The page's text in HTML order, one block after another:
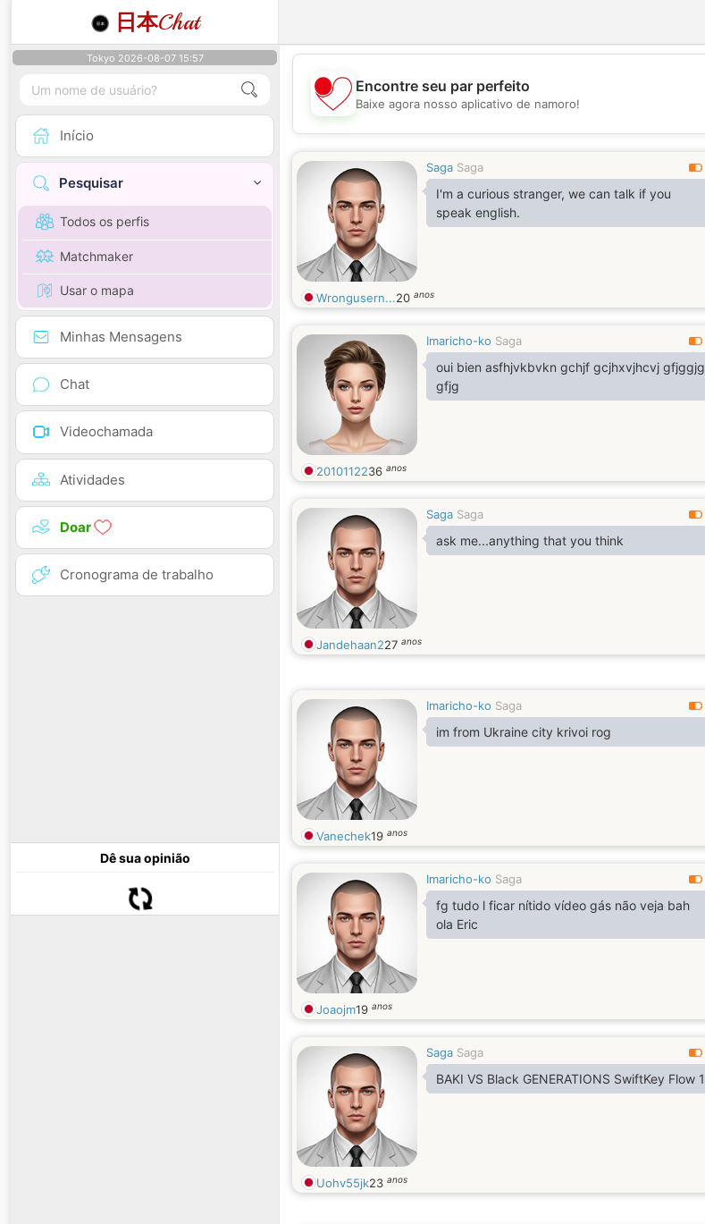
日本Chat
Tokyo 2026-08-07 15:57
Início
Pesquisar
Todos os perfis
Matchmaker
Usar o mapa
Minhas Mensagens
Chat
Videochamada
Atividades
Doar
Cronograma de trabalho
Dê sua opinião
💖
💕
Encontre seu par perfeito
Baixe agora nosso aplicativo de namoro!
Saga Saga
I'm a curious stranger, we can talk if you
speak english.
Wrongusern...20 anos
Imaricho-ko Saga
oui bien asfhjvkbvkn gchjf gcjhxvjhcvj gfjggjg
gfjg
2010112236 anos
Saga Saga
ask me...anything that you think
Jandehaan227 anos
Imaricho-ko Saga
im from Ukraine city krivoi rog
Vanechek19 anos
Imaricho-ko Saga
fg tudo l ficar nítido vídeo gás não veja bah
ola Eric
Joaojm19 anos
Saga Saga
BAKI VS Black GENERATIONS SwiftKey Flow 1
Uohv55jk23 anos